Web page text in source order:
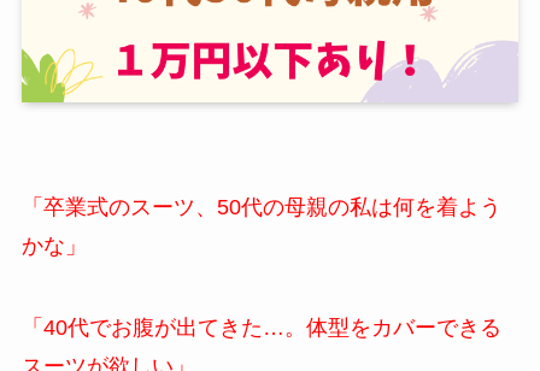
「卒業式のスーツ、50代の母親の私は何を着よう
かな」
「40代でお腹が出てきた…。体型をカバーできる